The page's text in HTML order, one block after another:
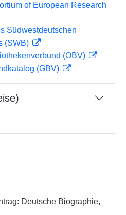
of European Research
Südwestdeutschen
(SWB)
(OBV)
(GBV)
Deutsche Biographie,